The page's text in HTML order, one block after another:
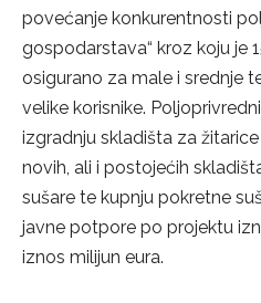
povećanje konkurentnosti
gospodarstava“ kroz koju je
osigurano za male i srednje
velike korisnike.
izgradnju skladišta za
novih, ali i postojećih
sušare te kupnju pokretne
javne potpore po projektu
iznos milijun eura.